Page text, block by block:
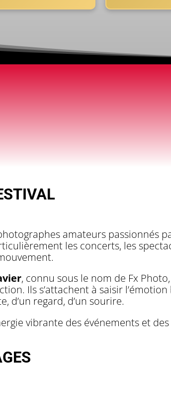
amateurs passionnés
les concerts, les
, connu sous le nom de Fx
Ils s’attachent à saisir l’émotion
d’un regard, d’un sourire.
vibrante des événements et